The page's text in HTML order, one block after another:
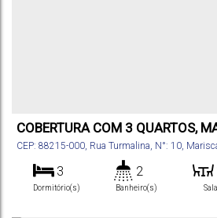
COBERTURA COM 3 QUARTOS,
BOMBINHAS
CEP: 88215-000, Rua Turmalina, N°: 10,
3
Dormitório(s)
2
Banheiro(s)